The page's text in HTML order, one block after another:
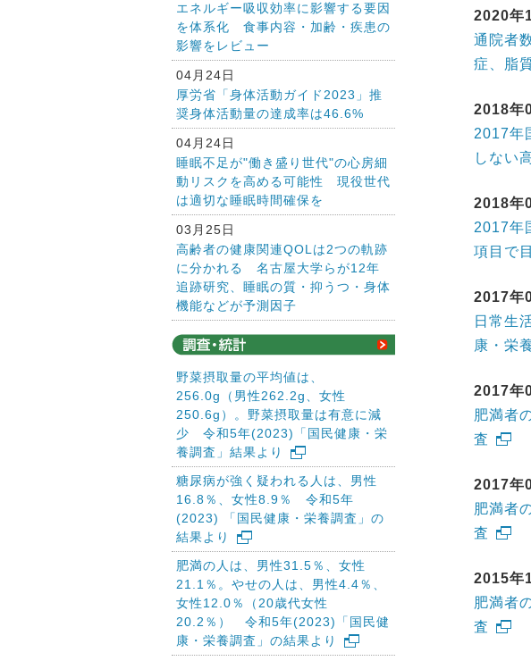
2020年
通院者
症、脂
2018年
2017年
しない
2018年
2017年
項目で
2017年
日常生
康・栄
2017年
肥満者
査
2017年
肥満者
査
2015年
肥満者
査
エネルギー吸収効率に影響する要因
を体系化 食事内容・加齢・疾患の
影響をレビュー
04月24日
厚労省「身体活動ガイド2023」推
奨身体活動量の達成率は46.6%
04月24日
睡眠不足が"働き盛り世代"の心房細
動リスクを高める可能性 現役世代
は適切な睡眠時間確保を
03月25日
高齢者の健康関連QOLは2つの軌跡
に分かれる 名古屋大学らが12年
追跡研究、睡眠の質・抑うつ・身体
機能などが予測因子
野菜摂取量の平均値は、
256.0g（男性262.2g、女性
250.6g）。野菜摂取量は有意に減
少 令和5年(2023)「国民健康・栄
養調査」結果より
糖尿病が強く疑われる人は、男性
16.8％、女性8.9％ 令和5年
(2023) 「国民健康・栄養調査」の
結果より
肥満の人は、男性31.5％、女性
21.1％。やせの人は、男性4.4％、
女性12.0％（20歳代女性
20.2％） 令和5年(2023)「国民健
康・栄養調査」の結果より